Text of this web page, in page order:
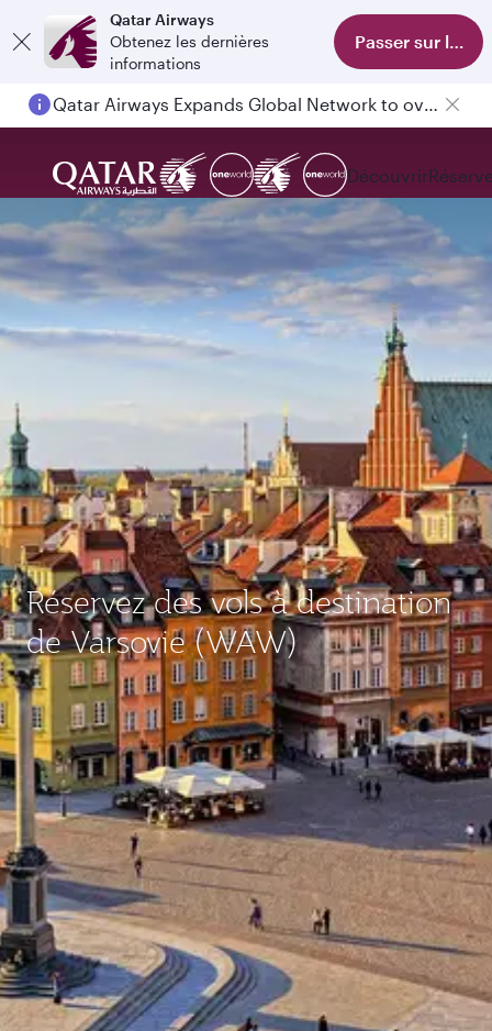
Qatar Airways
Obtenez les dernières
informations
Passer sur
Qatar Airways Expands Global Network to over 160 Destinations
Passengers flying between Doha and Auckland on QR914 and QR915
Découvrir
Réservez des vols à destination
de Varsovie (WAW)